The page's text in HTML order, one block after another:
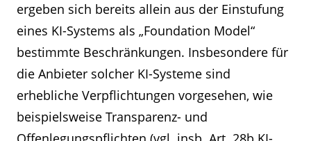
ergeben sich bereits allein aus der Einstufung
eines KI-Systems als „Foundation Model“
bestimmte Beschränkungen. Insbesondere für
die Anbieter solcher KI-Systeme sind
erhebliche Verpflichtungen vorgesehen, wie
beispielsweise Transparenz- und